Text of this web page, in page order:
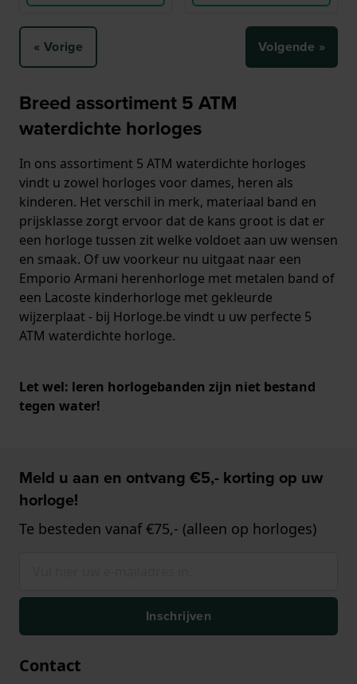
« Vorige Volgende »
Breed assortiment 5 ATM
waterdichte horloges
In ons assortiment 5 ATM waterdichte horloges
vindt u zowel horloges voor dames, heren als
kinderen. Het verschil in merk, materiaal band en
prijsklasse zorgt ervoor dat de kans groot is dat er
een horloge tussen zit welke voldoet aan uw wensen
en smaak. Of uw voorkeur nu uitgaat naar een
Emporio Armani herenhorloge met metalen band of
een Lacoste kinderhorloge met gekleurde
wijzerplaat - bij Horloge.be vindt u uw perfecte 5
ATM waterdichte horloge.
Let wel: leren horlogebanden zijn niet bestand
tegen water!
Meld u aan en ontvang €5,- korting op uw
horloge!
Te besteden vanaf €75,- (alleen op horloges)
Inschrijven
Contact